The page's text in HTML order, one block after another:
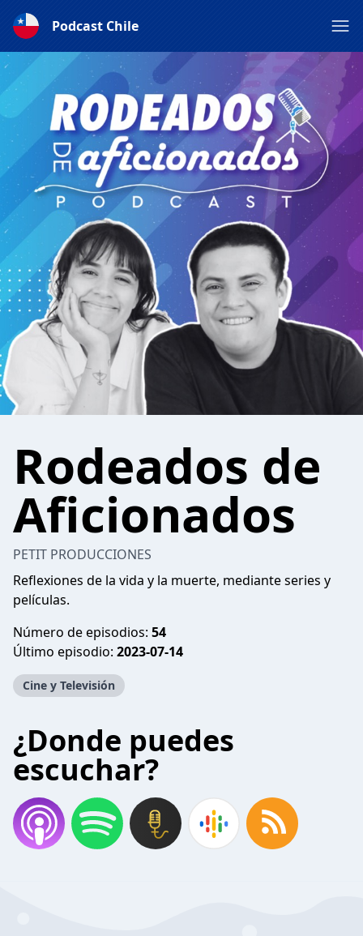
Podcast Chile
Rodeados de
Aficionados
PETIT PRODUCCIONES
Reflexiones de la vida y la muerte, mediante series y
películas.
Número de episodios: 54
Último episodio: 2023-07-14
Cine y Televisión
¿Donde puedes
escuchar?